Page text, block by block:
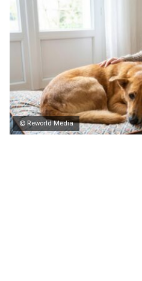
© Reworld Media